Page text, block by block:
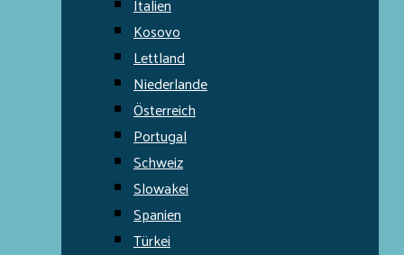
Kosovo
Lettland
Niederlande
Österreich
Portugal
Schweiz
Slowakei
Spanien
Türkei